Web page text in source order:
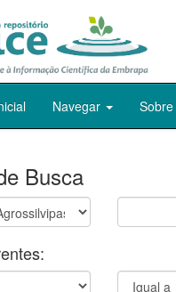
Navegar Sobre
Busca